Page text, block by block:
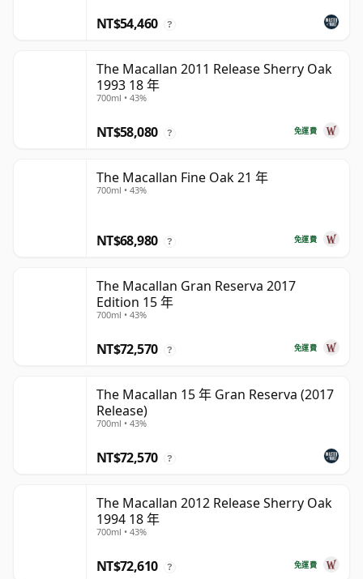
NT$54,460 ?
The Macallan 2011 Release Sherry Oak
1993 18 年
700ml • 43%
免運費
NT$58,080 ?
The Macallan Fine Oak 21 年
700ml • 43%
免運費
NT$68,980 ?
The Macallan Gran Reserva 2017
Edition 15 年
700ml • 43%
免運費
NT$72,570 ?
The Macallan 15 年 Gran Reserva (2017
Release)
700ml • 43%
NT$72,570 ?
The Macallan 2012 Release Sherry Oak
1994 18 年
700ml • 43%
免運費
NT$72,610 ?